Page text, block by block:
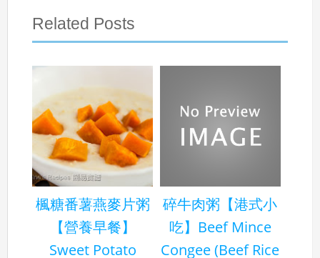
Related Posts
楓糖番薯燕麥片粥
【營養早餐】
Sweet Potato
碎牛肉粥【港式小
吃】Beef Mince
Congee (Beef Rice